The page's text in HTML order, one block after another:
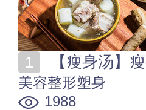
【瘦身汤】
美容整形塑身
1988